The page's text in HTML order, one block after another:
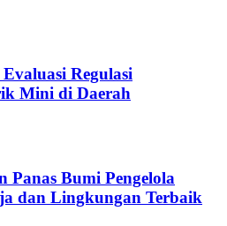
Regulasi
Mini di Daerah
Panas Bumi Pengelola
dan Lingkungan Terbaik